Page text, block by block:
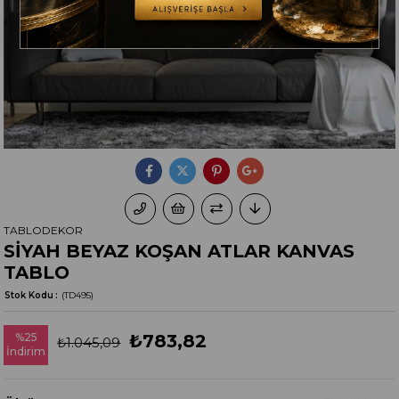
SİYAH BEYAZ KOŞAN ATLAR KANVAS
TABLO
(TD495)
Stok Kodu
TABLODEKOR
%25
İndirim
₺1.045,09 ₺783,82